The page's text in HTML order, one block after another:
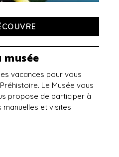
musée
vacances pour vous
Le Musée vous
propose de participer à
et visites